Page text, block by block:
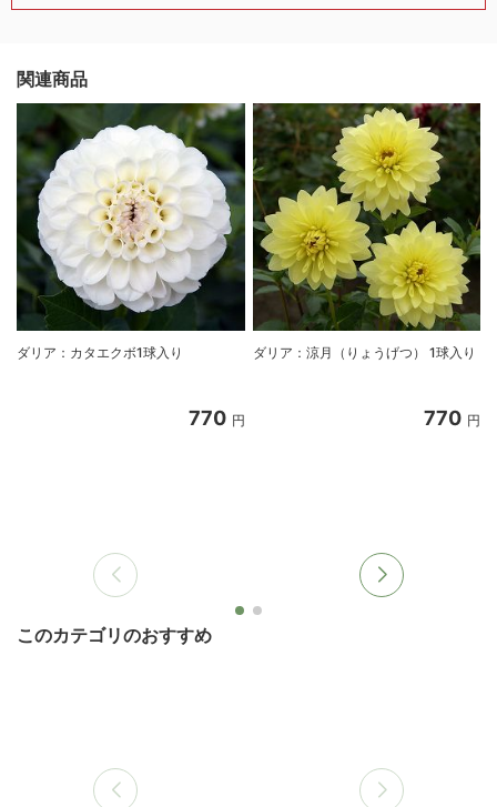
関連商品
ダリア：カタエクボ1球入り
770 円
ダリア：涼月（りょうげつ） 1球入り
770 円
このカテゴリのおすすめ